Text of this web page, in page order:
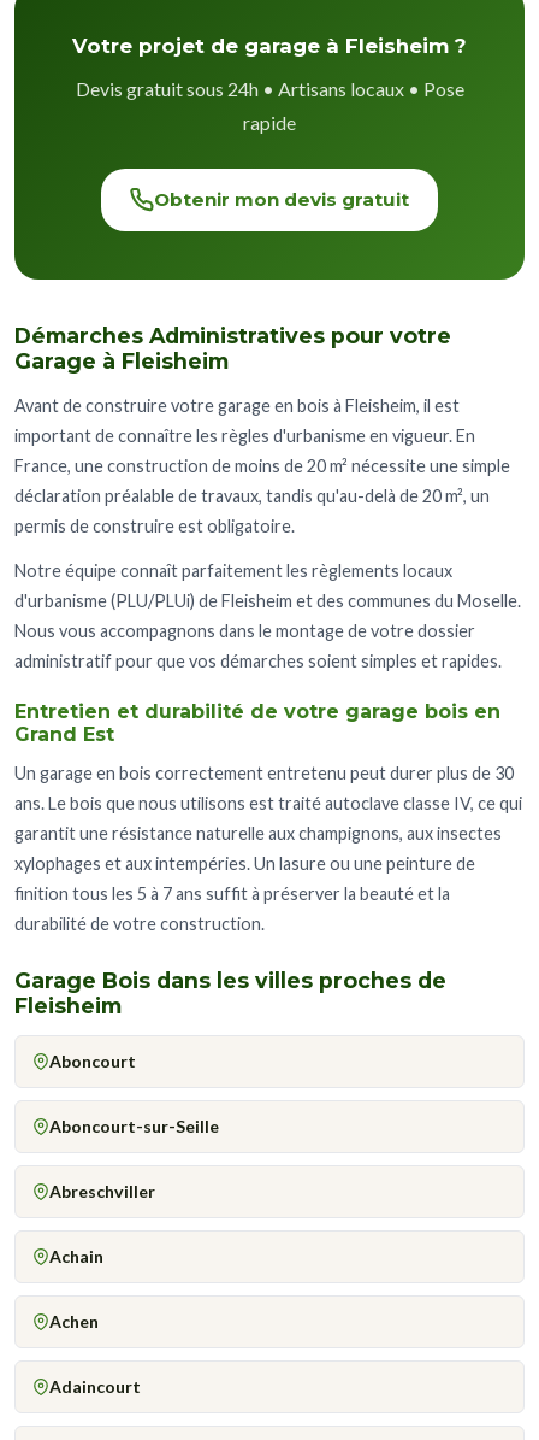
Votre projet de garage à Fleisheim ?
Devis gratuit sous 24h • Artisans locaux • Pose
rapide
Obtenir mon devis gratuit
Démarches Administratives pour votre
Garage à Fleisheim
Avant de construire votre garage en bois à Fleisheim, il est
important de connaître les règles d'urbanisme en vigueur. En
France, une construction de moins de 20 m² nécessite une simple
déclaration préalable de travaux, tandis qu'au-delà de 20 m², un
permis de construire est obligatoire.
Notre équipe connaît parfaitement les règlements locaux
d'urbanisme (PLU/PLUi) de Fleisheim et des communes du Moselle.
Nous vous accompagnons dans le montage de votre dossier
administratif pour que vos démarches soient simples et rapides.
Entretien et durabilité de votre garage bois en
Grand Est
Un garage en bois correctement entretenu peut durer plus de 30
ans. Le bois que nous utilisons est traité autoclave classe IV, ce qui
garantit une résistance naturelle aux champignons, aux insectes
xylophages et aux intempéries. Un lasure ou une peinture de
finition tous les 5 à 7 ans suffit à préserver la beauté et la
durabilité de votre construction.
Garage Bois dans les villes proches de
Fleisheim
Aboncourt
Aboncourt-sur-Seille
Abreschviller
Achain
Achen
Adaincourt